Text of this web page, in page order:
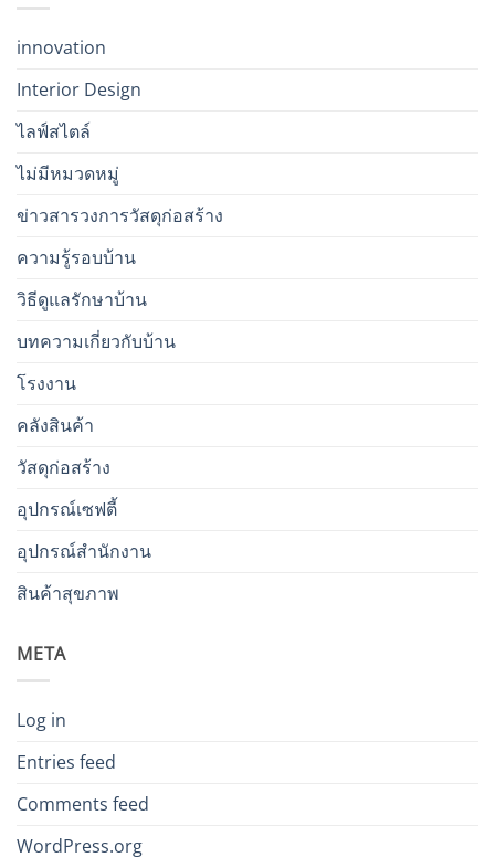
innovation
Interior Design
ไลฟ์สไตล์
ไม่มีหมวดหมู่
ข่าวสารวงการวัสดุก่อสร้าง
ความรู้รอบบ้าน
วิธีดูแลรักษาบ้าน
บทความเกี่ยวกับบ้าน
โรงงาน
คลังสินค้า
วัสดุก่อสร้าง
อุปกรณ์เซฟตี้
อุปกรณ์สำนักงาน
สินค้าสุขภาพ
META
Log in
Entries feed
Comments feed
WordPress.org